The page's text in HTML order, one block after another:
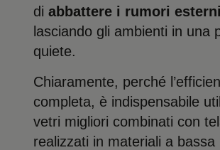
di abbattere i rumori esterni
lasciando gli ambienti in una
quiete.
Chiaramente, perché
completa, è indispensabile
vetri migliori combinati con
realizzati in materiali a bassa